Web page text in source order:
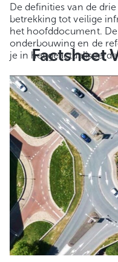
De definities van de
betrekking tot veilige
het hoofddocument.
onderbouwing en de
je in hetFactsheet